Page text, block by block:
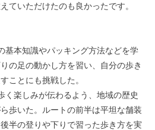
ていただけたのも良かったです。
基本知識やパッキング方法などを学
の足の動かし方を習い、自分の歩き
ことにも挑戦した。
く楽しみが伝わるよう、地域の歴史
歩いた。ルートの前半は平坦な舗装
半の登りや下りで習った歩き方を実